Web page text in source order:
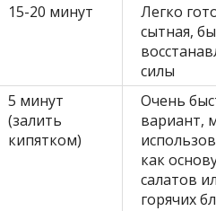
15-20 минут
Легко
сытная,
силы
5 минут
(залить
кипятком)
Очень
вариант,
как
салатов
горячих